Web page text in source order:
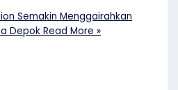
Semakin Menggairahkan
Depok Read More »